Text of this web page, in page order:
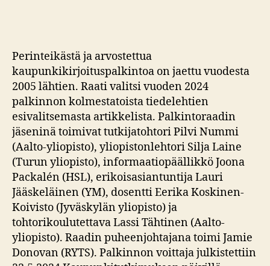
Perinteikästä ja arvostettua
kaupunkikirjoituspalkintoa on jaettu vuodesta
2005 lähtien. Raati valitsi vuoden 2024
palkinnon kolmestatoista tiedelehtien
esivalitsemasta artikkelista. Palkintoraadin
jäseninä toimivat tutkijatohtori Pilvi Nummi
(Aalto-yliopisto), yliopistonlehtori Silja Laine
(Turun yliopisto), informaatiopäällikkö Joona
Packalén (HSL), erikoisasiantuntija Lauri
Jääskeläinen (YM), dosentti Eerika Koskinen-
Koivisto (Jyväskylän yliopisto) ja
tohtorikoulutettava Lassi Tähtinen (Aalto-
yliopisto). Raadin puheenjohtajana toimi Jamie
Donovan (RYTS). Palkinnon voittaja julkistettiin